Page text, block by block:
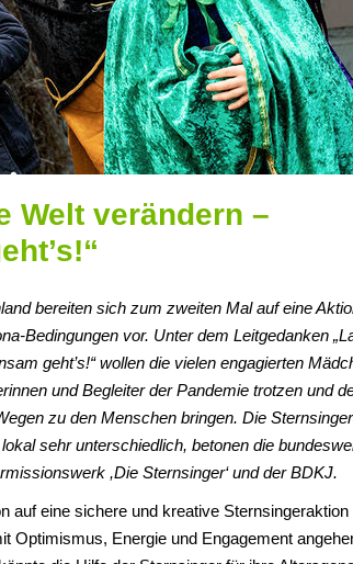
Welt verändern –
bereiten sich zum zweiten Mal auf eine
Bedingungen vor. Unter dem Leitgedanken
geht’s!“ wollen die vielen engagierten
und Begleiter der Pandemie trotzen und
zu den Menschen bringen. Die
sehr unterschiedlich, betonen die
,Die Sternsinger‘ und der BDKJ.
auf eine sichere und kreative Sternsingeraktion
Optimismus, Energie und Engagement